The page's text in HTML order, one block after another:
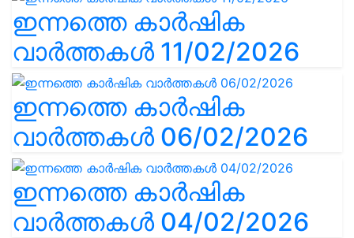
ഇന്നത്തെ കാർഷിക
വാർത്തകൾ 11/02/2026
ഇന്നത്തെ കാർഷിക
വാർത്തകൾ 06/02/2026
ഇന്നത്തെ കാർഷിക
വാർത്തകൾ 04/02/2026